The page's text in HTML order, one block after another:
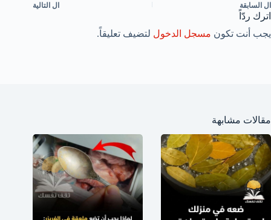
ال السابقة ال التالية
اترك ردّاً
يجب أنت تكون مسجل الدخول لتضيف تعليقاً.
مقالات مشابهة